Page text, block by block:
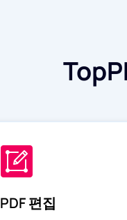
PDF 편집